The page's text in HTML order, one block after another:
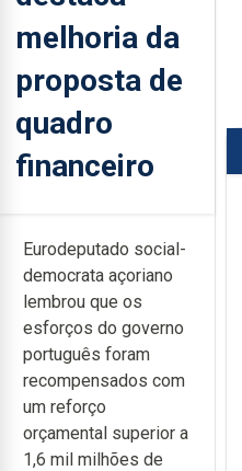
melhoria da
proposta de
quadro
financeiro
Eurodeputado social-
democrata açoriano
lembrou que os
esforços do governo
português foram
recompensados com
um reforço
orçamental superior a
1,6 mil milhões de